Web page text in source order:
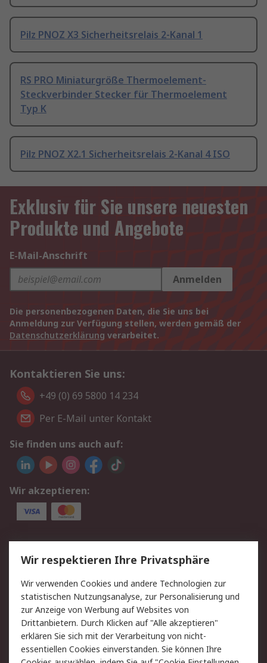
Pilz PNOZ X3 Sicherheitsrelais 2-Kanal 1
RS PRO Miniaturgröße Thermoelement-
Steckverbinder Stecker für Thermoelement
Typ K
Pilz PNOZ X2.1 Sicherheitsrelais 2-Kanal 4 ISO
Exklusiv für Sie unsere neuesten
Produkte und Angebote
E-Mail-Anschrift
Anmelden
Die personenbezogenen Daten, die Sie uns bei
Anmeldung zur Verfügung stellen, werden gemäß der
Datenschutzerklärung verarbeitet.
Kontaktieren Sie uns:
+49 (0) 69 5800 14 234
Per E-Mail unter Kontakt
Sie finden uns auch auf:
Wir akzeptieren:
Service
Value Added Services
Lieferlösungen
Rücksendungen
Kontakt
Hilfe
Privatkunden
Rechtliches
AGB Datenschutz
Wir respektieren Ihre Privatsphäre
Wir verwenden Cookies und andere Technologien zur
statistischen Nutzungsanalyse, zur Personalisierung und
zur Anzeige von Werbung auf Websites von
Drittanbietern. Durch Klicken auf "Alle akzeptieren"
erklären Sie sich mit der Verarbeitung von nicht-
essentiellen Cookies einverstanden. Sie können Ihre